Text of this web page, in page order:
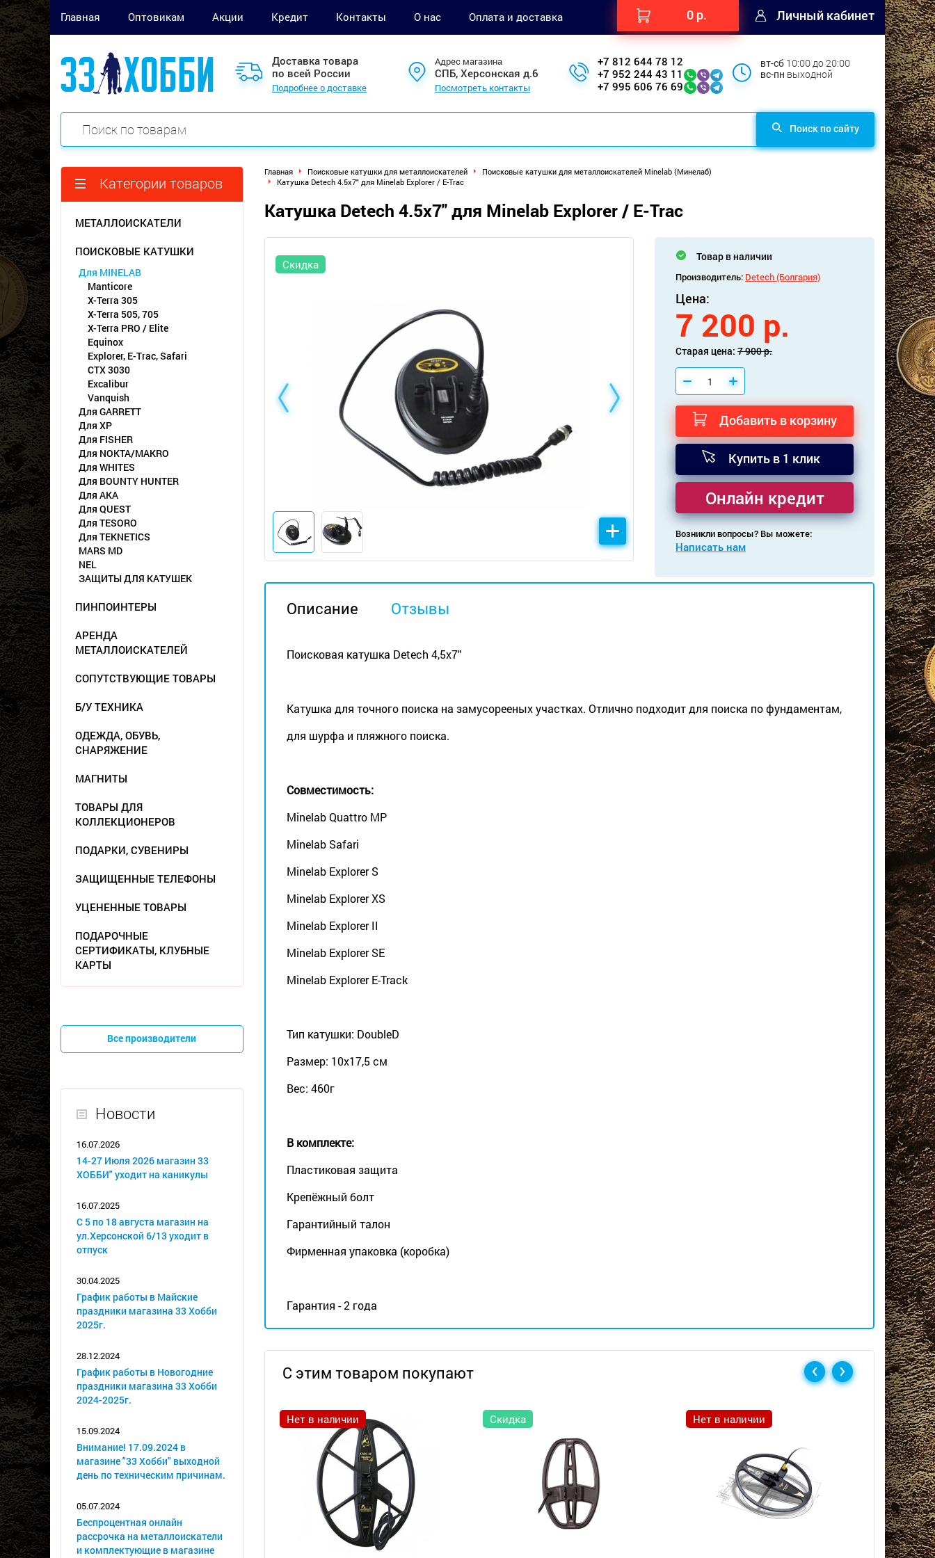
Главная Оптовикам Акции Кредит Контакты О нас Оплата и доставка 0 р. Личный кабинет
Доставка товара
по всей России
Подробнее о доставке
Адрес магазина
СПБ, Херсонская д.6
Посмотреть контакты
+7 812 644 78 12
+7 952 244 43 11
+7 995 606 76 69
вт-сб 10:00 до 20:00
вс-пн выходной
Поиск по сайту
Категории товаров
МЕТАЛЛОИСКАТЕЛИ
ПОИСКОВЫЕ КАТУШКИ
Для MINELAB
Manticore
X-Terra 305
X-Terra 505, 705
X-Terra PRO / Elite
Equinox
Explorer, E-Trac, Safari
CTX 3030
Excalibur
Vanquish
Для GARRETT
Для XP
Для FISHER
Для NOKTA/MAKRO
Для WHITES
Для BOUNTY HUNTER
Для АКА
Для QUEST
Для TESORO
Для TEKNETICS
MARS MD
NEL
ЗАЩИТЫ ДЛЯ КАТУШЕК
ПИНПОИНТЕРЫ
АРЕНДА
МЕТАЛЛОИСКАТЕЛЕЙ
СОПУТСТВУЮЩИЕ ТОВАРЫ
Б/У ТЕХНИКА
ОДЕЖДА, ОБУВЬ,
СНАРЯЖЕНИЕ
МАГНИТЫ
ТОВАРЫ ДЛЯ
КОЛЛЕКЦИОНЕРОВ
ПОДАРКИ, СУВЕНИРЫ
ЗАЩИЩЕННЫЕ ТЕЛЕФОНЫ
УЦЕНЕННЫЕ ТОВАРЫ
ПОДАРОЧНЫЕ
СЕРТИФИКАТЫ, КЛУБНЫЕ
КАРТЫ
Все производители
Новости
16.07.2026
14-27 Июля 2026 магазин 33
ХОББИ" уходит на каникулы
16.07.2025
С 5 по 18 августа магазин на
ул.Херсонской 6/13 уходит в
отпуск
30.04.2025
График работы в Майские
праздники магазина 33 Хобби
2025г.
28.12.2024
График работы в Новогодние
праздники магазина 33 Хобби
2024-2025г.
15.09.2024
Внимание! 17.09.2024 в
магазине "33 Хобби" выходной
день по техническим причинам.
05.07.2024
Беспроцентная онлайн
рассрочка на металлоискатели
и комплектующие в магазине
Главная Поисковые катушки для металлоискателей
Поисковые катушки для металлоискателей Minelab (Минелаб)
Катушка Detech 4.5x7" для Minelab Explorer / E-Trac
Катушка Detech 4.5x7" для Minelab Explorer / E-Trac
Скидка
Товар в наличии
Производитель: Detech (Болгария)
Цена:
7 200 р.
Старая цена:7 900 р.
Добавить в корзину
Купить в 1 клик
Онлайн кредит
Возникли вопросы? Вы можете:
Написать нам
Описание Отзывы
Поисковая катушка Detech 4,5x7"
Катушка для точного поиска на замусорееных участках. Отлично подходит для поиска по фундаментам,
для шурфа и пляжного поиска.
Совместимость:
Minelab Quattro MP
Minelab Safari
Minelab Explorer S
Minelab Explorer XS
Minelab Explorer II
Minelab Explorer SЕ
Minelab Explorer E-Track
Тип катушки: DoubleD
Размер: 10х17,5 см
Вес: 460г
В комплекте:
Пластиковая защита
Крепёжный болт
Гарантийный талон
Фирменная упаковка (коробка)
Гарантия - 2 года
С этим товаром покупают
Нет в наличии Скидка Нет в наличии Нет в